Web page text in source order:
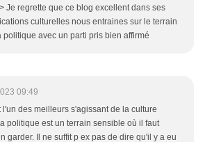
Je regrette que ce blog excellent dans ses
culturelles nous entraines sur le terrain
politique avec un parti pris bien affirmé
09:49
l'un des meilleurs s'agissant de la culture
politique est un terrain sensible où il faut
garder. Il ne suffit p ex pas de dire qu'il y a eu